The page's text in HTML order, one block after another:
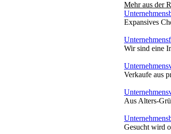
Mehr aus der
Expansives
Wir sind eine
Verkaufe aus
Aus Alters-
Gesucht wird